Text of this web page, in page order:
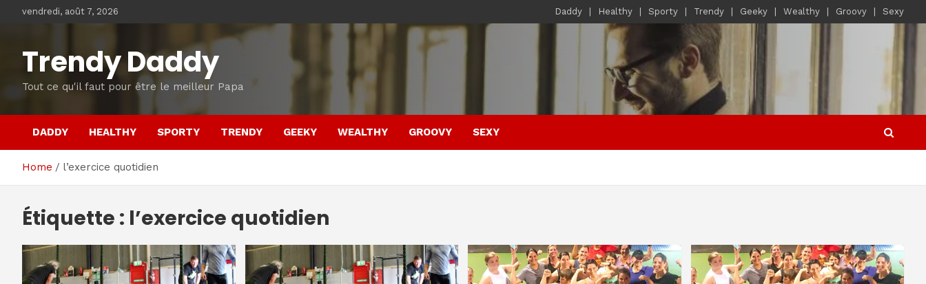
vendredi, août 7, 2026 Daddy Healthy Sporty Trendy Geeky Wealthy Groovy Sexy
Trendy Daddy
Tout ce qu'il faut pour être le meilleur Papa
DADDY HEALTHY SPORTY TRENDY GEEKY WEALTHY GROOVY SEXY
Home l’exercice quotidien
Étiquette : l’exercice quotidien